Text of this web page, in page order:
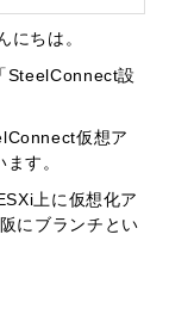
にちは。
SteelConnect設
仮想ア
す。
上に仮想化ア
にブランチとい